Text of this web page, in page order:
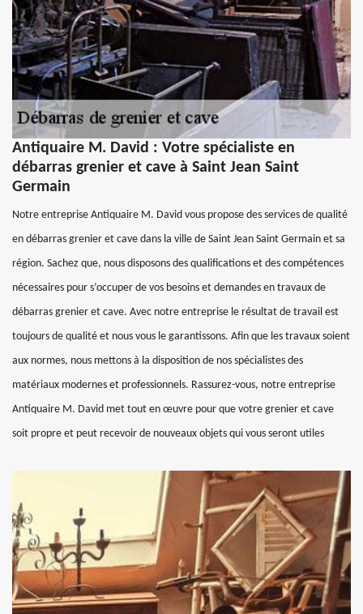
Antiquaire M. David : Votre spécialiste en
débarras grenier et cave à Saint Jean Saint
Germain
Notre entreprise Antiquaire M. David vous propose des services de qualité
en débarras grenier et cave dans la ville de Saint Jean Saint Germain et sa
région. Sachez que, nous disposons des qualifications et des compétences
nécessaires pour s’occuper de vos besoins et demandes en travaux de
débarras grenier et cave. Avec notre entreprise le résultat de travail est
toujours de qualité et nous vous le garantissons. Afin que les travaux soient
aux normes, nous mettons à la disposition de nos spécialistes des
matériaux modernes et professionnels. Rassurez-vous, notre entreprise
Antiquaire M. David met tout en œuvre pour que votre grenier et cave
soit propre et peut recevoir de nouveaux objets qui vous seront utiles